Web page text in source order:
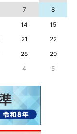
7
8
14
15
21
22
28
29
4 5